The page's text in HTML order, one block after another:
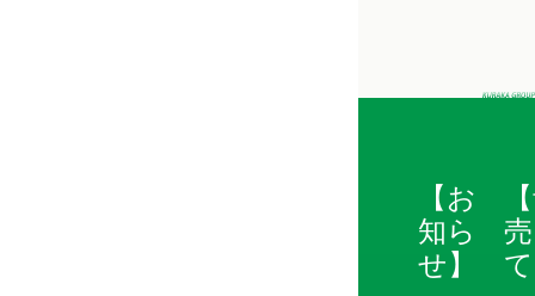
【お
知ら
せ】